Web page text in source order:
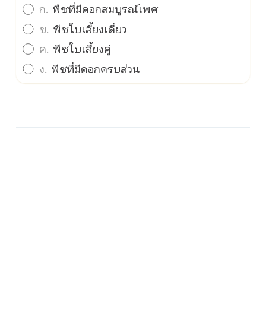
ก. พืชที่มีดอกสมบูรณ์เพศ
ข. พืชใบเลี้ยงเดี่ยว
ค. พืชใบเลี้ยงคู่
ง. พืชที่มีดอกครบส่วน